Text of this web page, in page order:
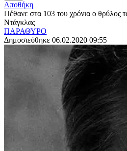
Αποθήκη
Πέθανε στα 103 του χρόνια ο θρύλος
Ντάγκλας
ΠΑΡΑΘΥΡΟ
Δημοσιεύθηκε 06.02.2020 09:55